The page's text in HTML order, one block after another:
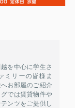
を中心に学生さ
ミリーの皆様ま
お部屋のご紹介
では賃貸物件や
ンツをご提供し